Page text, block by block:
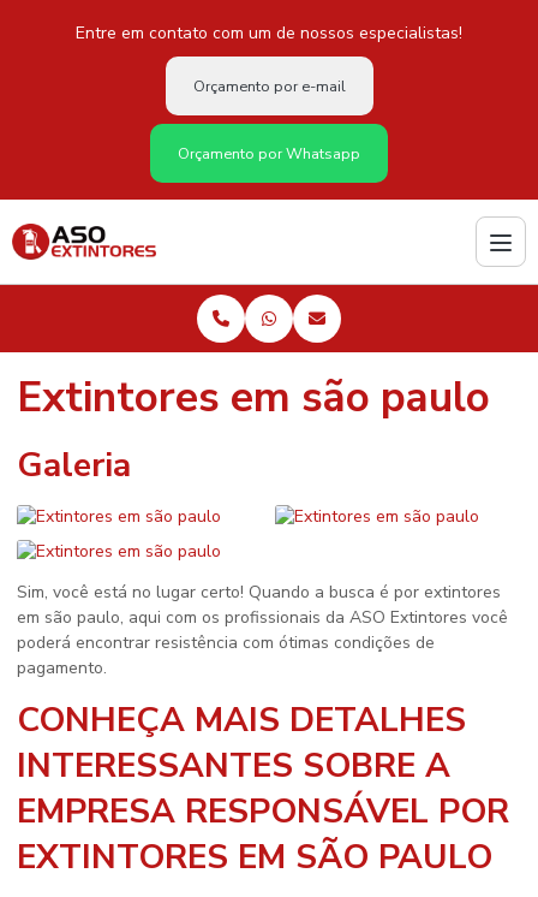
Entre em contato com um de nossos especialistas!
Orçamento por e-mail
Orçamento por Whatsapp
Extintores em são paulo
Galeria
Sim, você está no lugar certo! Quando a busca é por extintores
em são paulo, aqui com os profissionais da ASO Extintores você
poderá encontrar resistência com ótimas condições de
pagamento.
CONHEÇA MAIS DETALHES
INTERESSANTES SOBRE A
EMPRESA RESPONSÁVEL POR
EXTINTORES EM SÃO PAULO